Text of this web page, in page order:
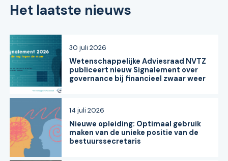
Het laatste nieuws
Wetenschappelijke Adviesraad NVTZ
publiceert nieuw Signalement over
governance bij financieel zwaar weer
30 juli 2026
Nieuwe opleiding: Optimaal gebruik
maken van de unieke positie van de
bestuurssecretaris
14 juli 2026